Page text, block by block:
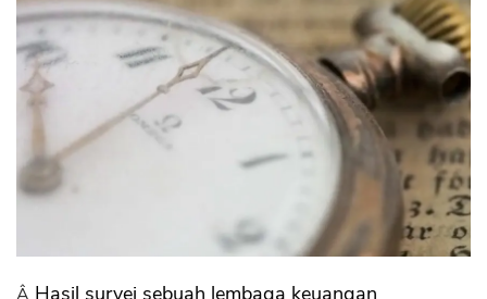
Asuransi
Asuransi Jiwa
Asuransi Kesehatan
Asuransi Syariah